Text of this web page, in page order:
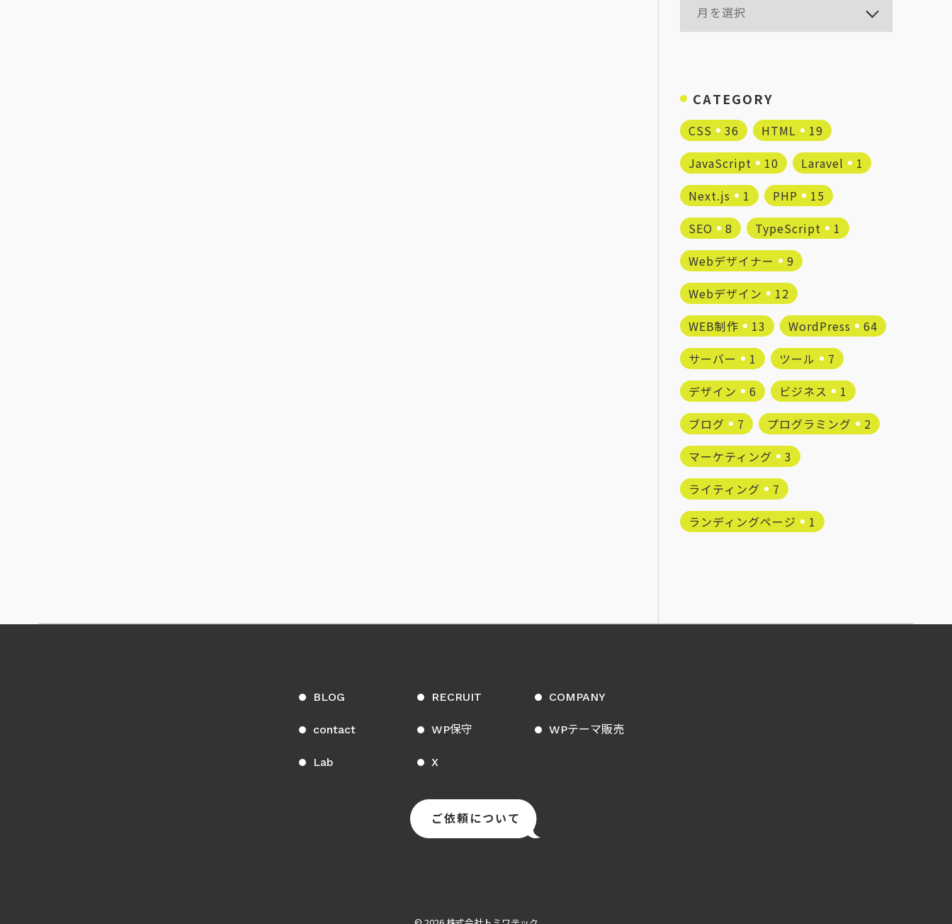
CATEGORY
CSS 36 HTML
19
JavaScript
10 Laravel
1
Next.js
1 PHP
15
SEO
8 TypeScript
1
Webデザイナー
9
Webデザイン
12
WEB制作
13 WordPress
64
サーバー
1 ツール
7
デザイン
6 ビジネス
1
ブログ
7 プログラミング
2
マーケティング
3
ライティング
7
ランディングページ
1
BLOG RECRUIT COMPANY
contact WP保守 WPテーマ販売
Lab X
ご依頼について